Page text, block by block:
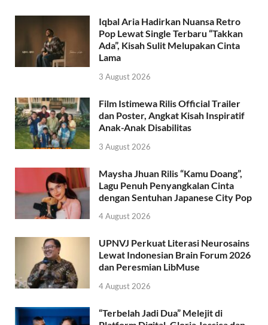
Iqbal Aria Hadirkan Nuansa Retro
Pop Lewat Single Terbaru “Takkan
Ada”, Kisah Sulit Melupakan Cinta
Lama
3 August 2026
Film Istimewa Rilis Official Trailer
dan Poster, Angkat Kisah Inspiratif
Anak-Anak Disabilitas
3 August 2026
Maysha Jhuan Rilis “Kamu Doang”,
Lagu Penuh Penyangkalan Cinta
dengan Sentuhan Japanese City Pop
4 August 2026
UPNVJ Perkuat Literasi Neurosains
Lewat Indonesian Brain Forum 2026
dan Peresmian LibMuse
4 August 2026
“Terbelah Jadi Dua” Melejit di